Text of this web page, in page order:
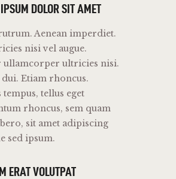
DOLOR SIT AMET
Aenean imperdiet.
nisi vel augue.
ullamcorper ultricies nisi.
dui. Etiam rhoncus.
tempus, tellus eget
rhoncus, sem quam
sit amet adipiscing
sed ipsum.
ERAT VOLUTPAT